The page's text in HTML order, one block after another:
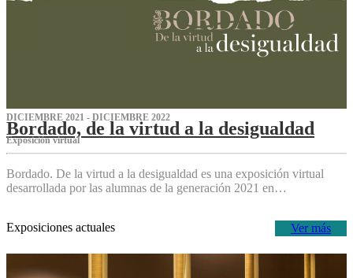
DICIEMBRE 2021 - DICIEMBRE 2022
Bordado, de la virtud a la desigualdad
Exposición virtual‌
Bordado. De la virtud a la desigualdad es una exposición virtual
desarrollada por las alumnas de la generación 2021 en…
Ver más
Exposiciones actuales